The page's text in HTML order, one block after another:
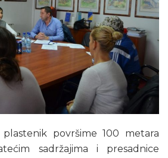
površime 100 metara
sadržajima i presadnice